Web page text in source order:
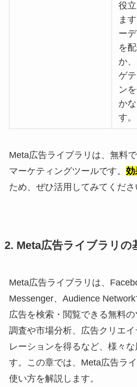
役
ま
ー
を
か
ゲ
ン
か
す。
Meta広告ライブラリは、無料
マーケティングツールです。 効
ため、ぜひ活用してみてくださ
2. Meta広告ライブラリの
Meta広告ライブラリは、
Messenger、Audience
広告を検索・閲覧できる無料
調査や市場分析、広告クリエ
レーションを得るなど、様々
す。この章では、Meta広告ラ
使い方を解説します。